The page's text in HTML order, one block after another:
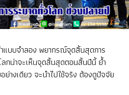
แบบจำลอง พยากรณ์จุดสิ้นสุดการ
กน่าจะเห็นจุดสิ้นสุดตอนสิ้นปีนี้ ย้ำ
ย่างเดียว จะนำไปใช้จริง ต้องดูปัจจัย